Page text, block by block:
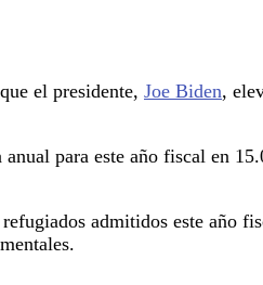
el presidente, Joe Biden,
para este año fiscal en
admitidos este año